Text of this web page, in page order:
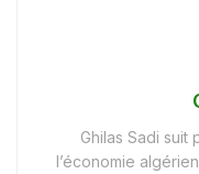
Ghilas Sadi suit
l’économie